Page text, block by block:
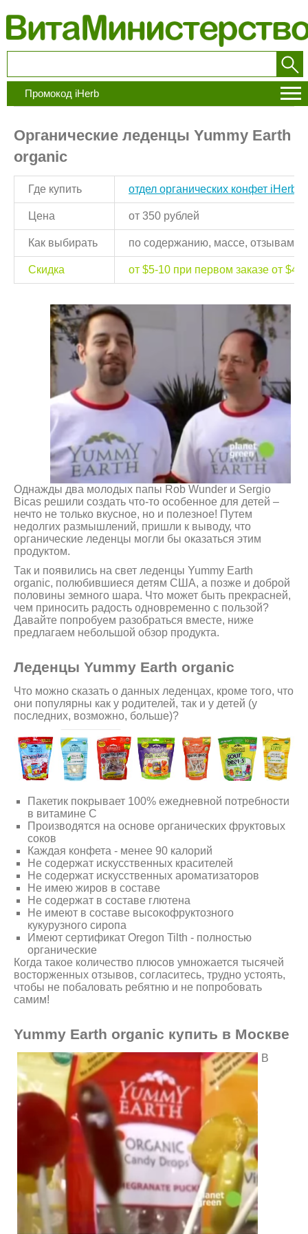
Промокод iHerb
Органические леденцы Yummy Earth
organic
Где купить отдел органических конфет iHerb
Цена от 350 рублей
Как выбирать по содержанию, массе, отзывам,
Скидка от $5-10 при первом заказе от
Однажды два молодых папы Rob Wunder и Sergio
Bicas решили создать что-то особенное для детей –
нечто не только вкусное, но и полезное! Путем
недолгих размышлений, пришли к выводу, что
органические леденцы могли бы оказаться этим
продуктом.
Так и появились на свет леденцы Yummy Earth
organic, полюбившиеся детям США, а позже и доброй
половины земного шара. Что может быть прекрасней,
чем приносить радость одновременно с пользой?
Давайте попробуем разобраться вместе, ниже
предлагаем небольшой обзор продукта.
Леденцы Yummy Earth organic
Что можно сказать о данных леденцах, кроме того, что
они популярны как у родителей, так и у детей (у
последних, возможно, больше)?
Пакетик покрывает 100% ежедневной потребности
в витамине C
Производятся на основе органических фруктовых
соков
Каждая конфета - менее 90 калорий
Не содержат искусственных красителей
Не содержат искусственных ароматизаторов
Не имею жиров в составе
Не содержат в составе глютена
Не имеют в составе высокофруктозного
кукурузного сиропа
Имеют сертификат Oregon Tilth - полностью
органические
Когда такое количество плюсов умножается тысячей
восторженных отзывов, согласитесь, трудно устоять,
чтобы не побаловать ребятню и не попробовать
самим!
Yummy Earth organic купить в Москве
В